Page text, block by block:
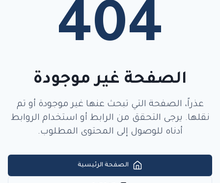
404
الصفحة غير موجودة
عذراً، الصفحة التي تبحث عنها غير موجودة أو تم
نقلها. يرجى التحقق من الرابط أو استخدام الروابط
أدناه للوصول إلى المحتوى المطلوب.
الصفحة الرئيسية